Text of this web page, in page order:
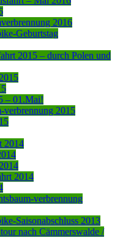
2016
Geburtstag
2015 – durch Polen und
– 01.Mai!
verbrennung 2015
2014
2014
verbrennung
Saisonabschluss 2013
nach Cämmerswalde /